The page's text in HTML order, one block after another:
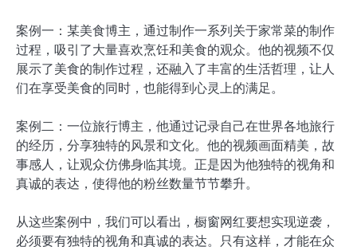
案例一：某美食博主，通过制作一系列关于家常菜的制作
过程，吸引了大量喜欢烹饪和美食的观众。他的视频不仅
展示了美食的制作过程，还融入了丰富的生活哲理，让人
们在享受美食的同时，也能得到心灵上的满足。
案例二：一位旅行博主，他通过记录自己在世界各地旅行
的经历，分享独特的风景和文化。他的视频画面精美，故
事感人，让观众仿佛身临其境。正是因为他独特的视角和
真诚的表达，使得他的粉丝数量节节攀升。
从这些案例中，我们可以看出，橱窗网红要想实现逆袭，
必须要有独特的视角和真诚的表达。只有这样，才能在众